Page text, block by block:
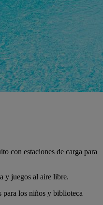
con estaciones de carga para
y juegos al aire libre.
para los niños y biblioteca